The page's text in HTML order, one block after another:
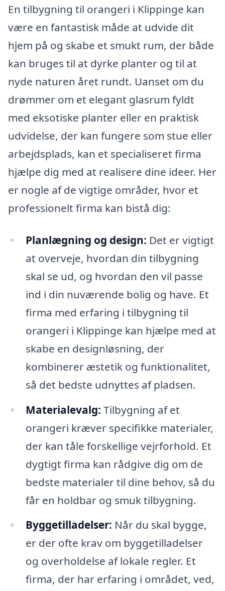
En tilbygning til orangeri i Klippinge kan
være en fantastisk måde at udvide dit
hjem på og skabe et smukt rum, der både
kan bruges til at dyrke planter og til at
nyde naturen året rundt. Uanset om du
drømmer om et elegant glasrum fyldt
med eksotiske planter eller en praktisk
udvidelse, der kan fungere som stue eller
arbejdsplads, kan et specialiseret firma
hjælpe dig med at realisere dine ideer. Her
er nogle af de vigtige områder, hvor et
professionelt firma kan bistå dig:
Planlægning og design: Det er vigtigt
at overveje, hvordan din tilbygning
skal se ud, og hvordan den vil passe
ind i din nuværende bolig og have. Et
firma med erfaring i tilbygning til
orangeri i Klippinge kan hjælpe med at
skabe en designløsning, der
kombinerer æstetik og funktionalitet,
så det bedste udnyttes af pladsen.
Materialevalg: Tilbygning af et
orangeri kræver specifikke materialer,
der kan tåle forskellige vejrforhold. Et
dygtigt firma kan rådgive dig om de
bedste materialer til dine behov, så du
får en holdbar og smuk tilbygning.
Byggetilladelser: Når du skal bygge,
er der ofte krav om byggetilladelser
og overholdelse af lokale regler. Et
firma, der har erfaring i området, ved,